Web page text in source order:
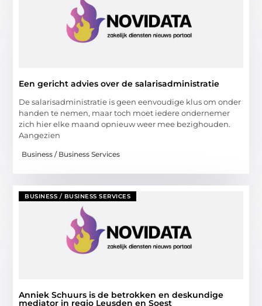
Een gericht advies over de salarisadministratie
De salarisadministratie is geen eenvoudige klus om onder
handen te nemen, maar toch moet iedere ondernemer
zich hier elke maand opnieuw weer mee bezighouden.
Aangezien
Business / Business Services
BUSINESS / BUSINESS SERVICES
Anniek Schuurs is de betrokken en deskundige
mediator in regio Leusden en Soest